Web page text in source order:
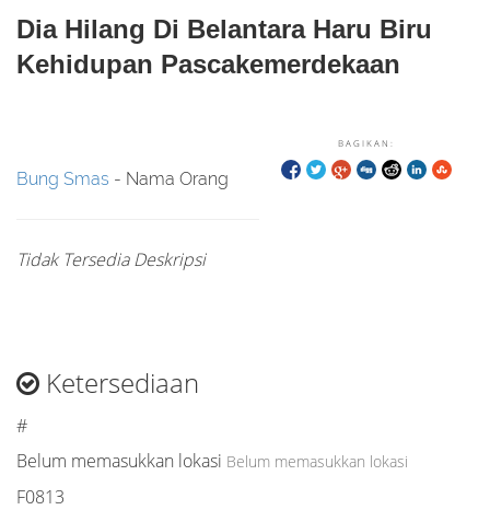
Dia Hilang Di Belantara Haru Biru
Kehidupan Pascakemerdekaan
BAGIKAN:
Bung Smas - Nama Orang
Tidak Tersedia Deskripsi
Ketersediaan
#
Belum memasukkan lokasi Belum memasukkan lokasi
F0813